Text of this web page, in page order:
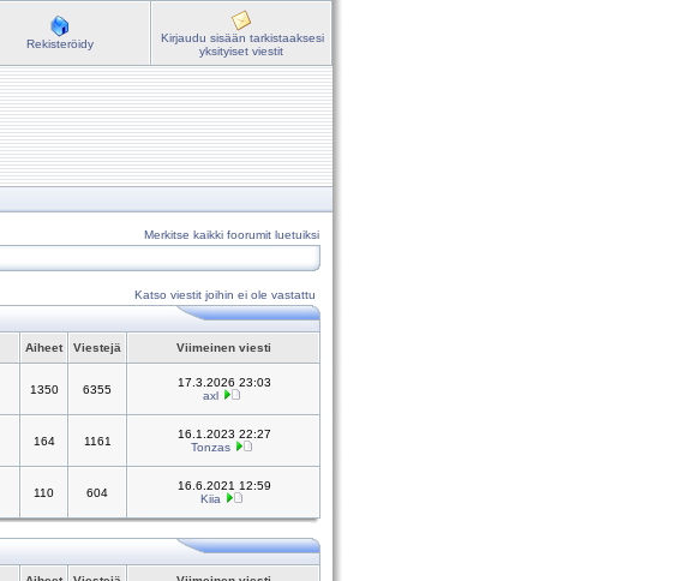
Rekisteröidy
Kirjaudu sisään tarkistaaksesi
yksityiset viestit
Merkitse kaikki foorumit luetuiksi
Katso viestit joihin ei ole vastattu
Aiheet Viestejä Viimeinen viesti
1350 6355
17.3.2026 23:03
axl
164 1161
16.1.2023 22:27
Tonzas
110 604
16.6.2021 12:59
Kiia